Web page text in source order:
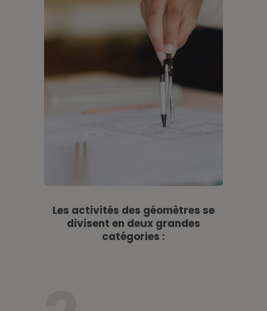
Les activités des géomètres se
divisent en deux grandes
catégories :